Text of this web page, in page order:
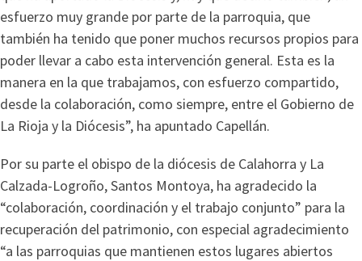
esfuerzo muy grande por parte de la parroquia, que
también ha tenido que poner muchos recursos propios para
poder llevar a cabo esta intervención general. Esta es la
manera en la que trabajamos, con esfuerzo compartido,
desde la colaboración, como siempre, entre el Gobierno de
La Rioja y la Diócesis”, ha apuntado Capellán.
Por su parte el obispo de la diócesis de Calahorra y La
Calzada-Logroño, Santos Montoya, ha agradecido la
“colaboración, coordinación y el trabajo conjunto” para la
recuperación del patrimonio, con especial agradecimiento
“a las parroquias que mantienen estos lugares abiertos